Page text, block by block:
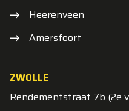
Heerenveen
Amersfoort
ZWOLLE
Rendementstraat 7b (2e